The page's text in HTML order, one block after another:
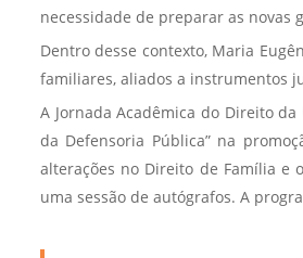
necessidade de preparar as novas
Dentro desse contexto, Maria
familiares, aliados a instrumentos
A Jornada Acadêmica do Direito
da Defensoria Pública” na
alterações no Direito de Família e
uma sessão de autógrafos. A